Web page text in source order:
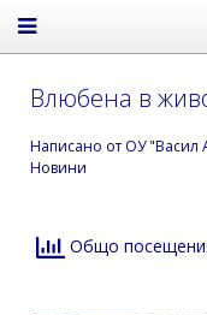
Влюбенa в
Написано от ОУ "Васил
Новини
Общо